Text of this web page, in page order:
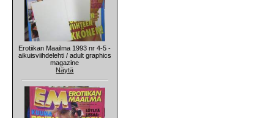
Erotiikan Maailma 1993 nr 4-5 -
aikuisviihdelehti / adult graphics
magazine
Näytä